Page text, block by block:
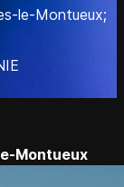
le-Montueux;
Montueux